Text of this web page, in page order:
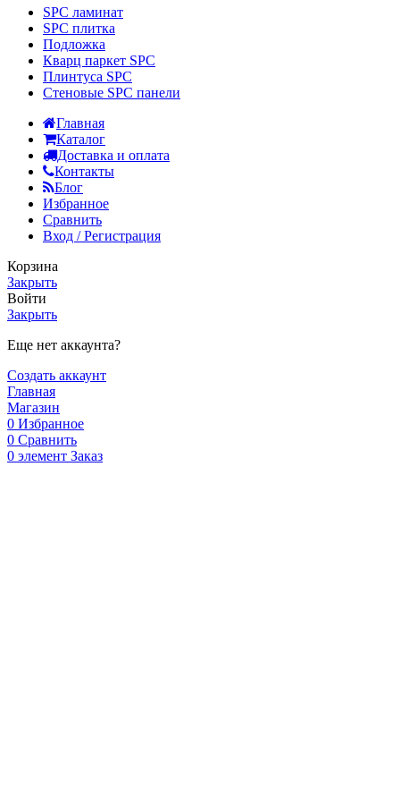
SPC ламинат
SPC плитка
Подложка
Кварц паркет SPC
Плинтуса SPC
Стеновые SPC панели
Главная
Каталог
Доставка и оплата
Контакты
Блог
Избранное
Сравнить
Вход / Регистрация
Корзина
Закрыть
Войти
Закрыть
Еще нет аккаунта?
Создать аккаунт
Главная
Магазин
0 Избранное
0 Сравнить
0 элемент Заказ